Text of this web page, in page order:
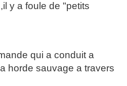
y a foule de "petits
qui a conduit a
horde sauvage a travers